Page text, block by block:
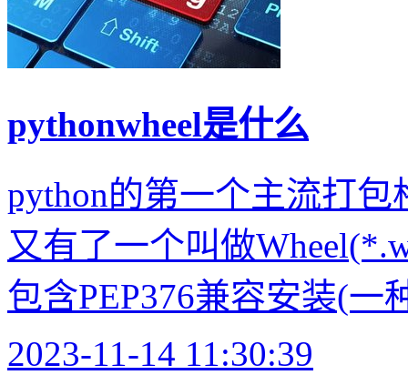
pythonwheel是什么
python的第一个主流打
又有了一个叫做
包含PEP376兼容安装(一
2023-11-14 11:30:39